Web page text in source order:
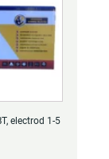
electrod 1-5